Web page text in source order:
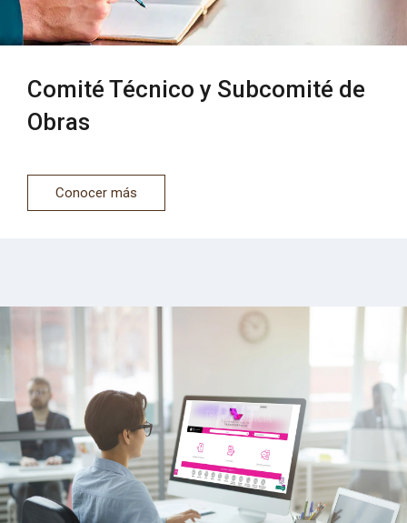
Comité Técnico y Subcomité de
Obras
Conocer más